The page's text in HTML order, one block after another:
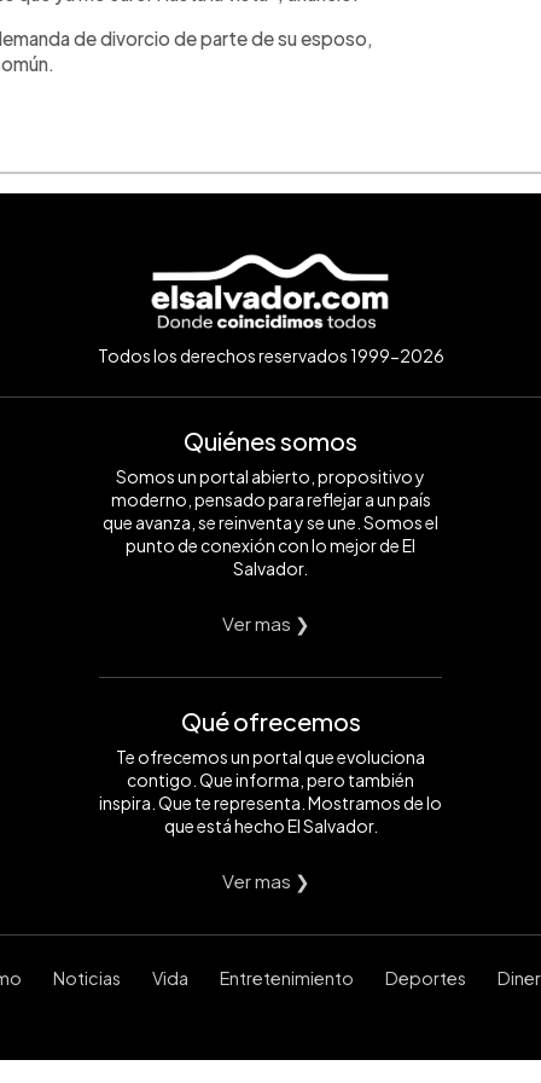
de divorcio de parte de su esposo,
Todos los derechos reservados 1999-2026
Quiénes somos
Somos un portal abierto, propositivo y
moderno, pensado para reflejar a un país
que avanza, se reinventa y se une. Somos el
punto de conexión con lo mejor de El
Salvador.
Ver mas ❯
Qué ofrecemos
Te ofrecemos un portal que evoluciona
contigo. Que informa, pero también
inspira. Que te representa. Mostramos de lo
que está hecho El Salvador.
Ver mas ❯
Noticias Vida Entretenimiento Deportes